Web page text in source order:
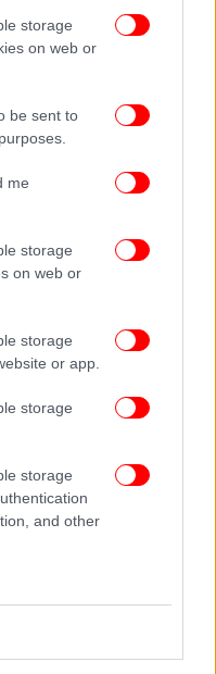
storage
on web or
be sent to
me
storage
on web or
storage
or app.
storage
storage
and other
Ιράν απέδωσε
και το
στρατιωτικές
δύο χωρών
στόχων.
το δικαίωμα
πως τυχόν
να
από τα οποία αυτές
μετά τα πλήγματα
του
Ρεζαΐ,